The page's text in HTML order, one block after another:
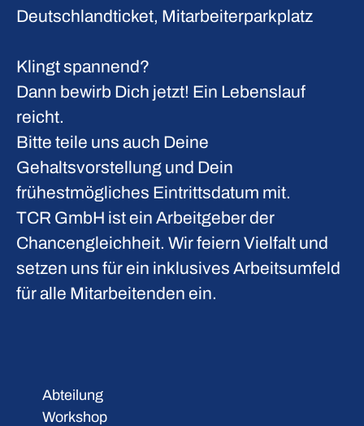
Deutschlandticket, Mitarbeiterparkplatz
Klingt spannend?
Dann bewirb Dich jetzt! Ein Lebenslauf
reicht.
Bitte teile uns auch Deine
Gehaltsvorstellung und Dein
frühestmögliches Eintrittsdatum mit.
TCR GmbH ist ein Arbeitgeber der
Chancengleichheit. Wir feiern Vielfalt und
setzen uns für ein inklusives Arbeitsumfeld
für alle Mitarbeitenden ein.
Abteilung
Workshop